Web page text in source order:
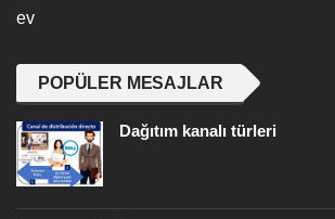
ev
POPÜLER MESAJLAR
Dağıtım kanalı türleri